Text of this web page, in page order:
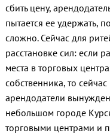
сбить цену,
пытается ее удержать,
сложно. Сейчас для
расстановке сил: если
места в торговых
собственника, то
арендодатели
небольшом городе
торговыми центрами и